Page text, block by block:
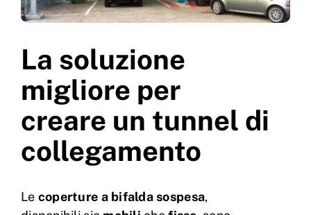
La soluzione
migliore per
creare un tunnel di
collegamento
Le coperture a bifalda sospesa,